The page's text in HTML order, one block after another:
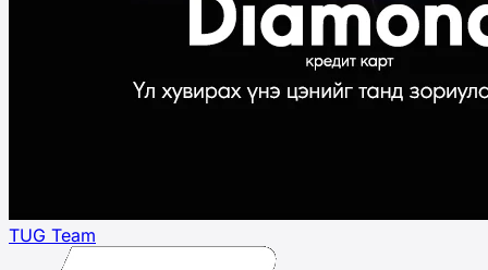
TUG Team